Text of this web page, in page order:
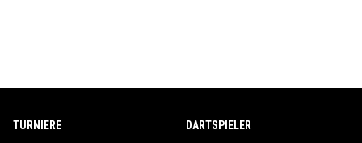
TURNIERE DARTSPIELER